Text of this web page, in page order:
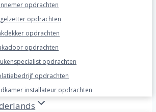
opdrachten
opdrachten
opdrachten
opdrachten
opdrachten
opdrachten
installateur opdrachten